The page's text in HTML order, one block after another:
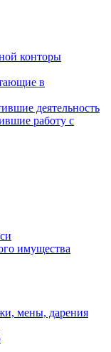
конторы
в
деятельность
работу с
имущества
мены, дарения